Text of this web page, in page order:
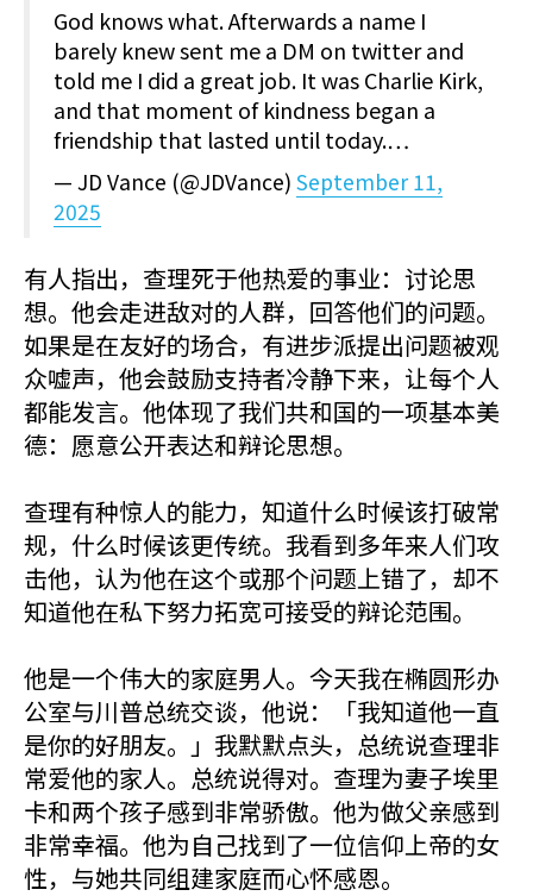
God knows what. Afterwards a name I
barely knew sent me a DM on twitter and
told me I did a great job. It was Charlie Kirk,
and that moment of kindness began a
friendship that lasted until today.…
— JD Vance (@JDVance) September 11,
2025
有人指出，查理死于他热爱的事业：讨论思
想。他会走进敌对的人群，回答他们的问题。
如果是在友好的场合，有进步派提出问题被观
众嘘声，他会鼓励支持者冷静下来，让每个人
都能发言。他体现了我们共和国的一项基本美
德：愿意公开表达和辩论思想。
查理有种惊人的能力，知道什么时候该打破常
规，什么时候该更传统。我看到多年来人们攻
击他，认为他在这个或那个问题上错了，却不
知道他在私下努力拓宽可接受的辩论范围。
他是一个伟大的家庭男人。今天我在椭圆形办
公室与川普总统交谈，他说：「我知道他一直
是你的好朋友。」我默默点头，总统说查理非
常爱他的家人。总统说得对。查理为妻子埃里
卡和两个孩子感到非常骄傲。他为做父亲感到
非常幸福。他为自己找到了一位信仰上帝的女
性，与她共同组建家庭而心怀感恩。